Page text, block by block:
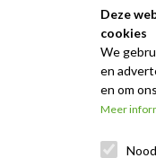
Deze
cookies
We
en
en om
Meer